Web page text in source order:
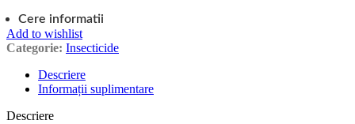
Cere informatii
Add to wishlist
Categorie: Insecticide
Descriere
Informații suplimentare
Descriere